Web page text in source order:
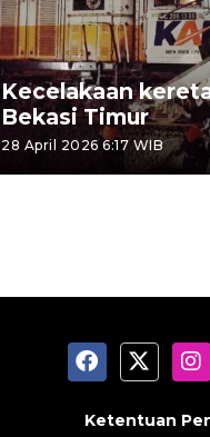
Kecelakaan
Bekasi Timur
28 April 2026 6:17 WIB
Ketentuan